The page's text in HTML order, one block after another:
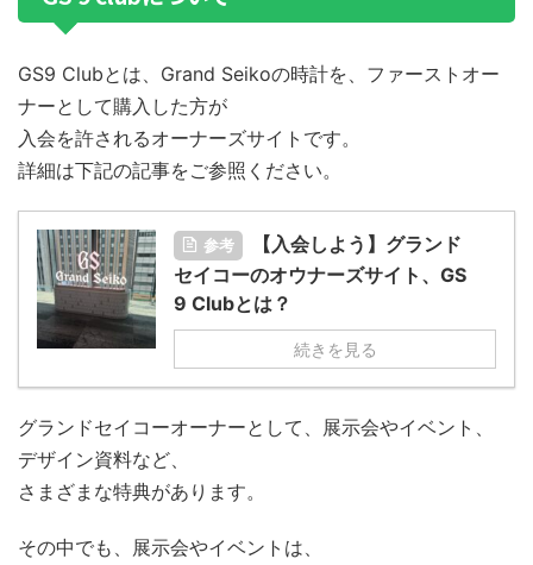
GS9 Clubとは、Grand Seikoの時計を、ファーストオー
ナーとして購入した方が
入会を許されるオーナーズサイトです。
詳細は下記の記事をご参照ください。
参考
【入会しよう】グランド
セイコーのオウナーズサイト、GS
9 Clubとは？
続きを見る
グランドセイコーオーナーとして、展示会やイベント、
デザイン資料など、
さまざまな特典があります。
その中でも、展示会やイベントは、